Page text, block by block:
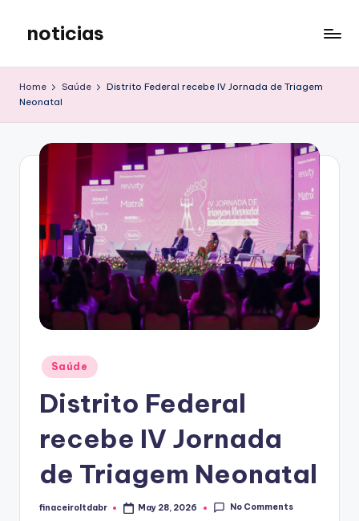
content
noticias
Home Saúde
Distrito Federal recebe IV Jornada de Triagem
Neonatal
Posted
in
Saúde
Distrito Federal
recebe IV Jornada
de Triagem Neonatal
Posted
finaceiroltdabr May 28, 2026 No Comments